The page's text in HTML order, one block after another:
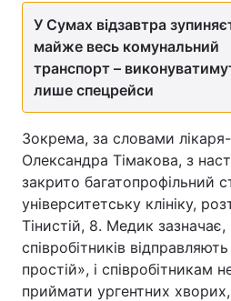
У Сумах відзавтра
майже весь комунальний
транспорт –
лише спецрейси
Зокрема, за словами
Олександра Тімакова, з
закрито багатопрофільний
університетську клініку,
Тінистій, 8. Медик зазначає,
співробітників
простій», і співробітникам
приймати ургентних